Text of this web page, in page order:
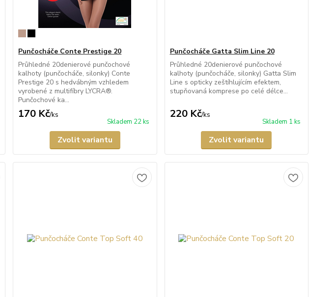
Punčocháče Conte Prestige 20
Průhledné 20denierové punčochové
kalhoty (punčocháče, silonky) Conte
Prestige 20 s hedvábným vzhledem
vyrobené z multifíbry LYCRA®.
Punčochové ka...
170 Kč/ks
Skladem 22 ks
Zvolit variantu
Punčocháče Gatta Slim Line 20
Průhledné 20denierové punčochové
kalhoty (punčocháče, silonky) Gatta Slim
Line s opticky zeštíhlujícím efektem,
stupňovaná komprese po celé délce...
220 Kč/ks
Skladem 1 ks
Zvolit variantu